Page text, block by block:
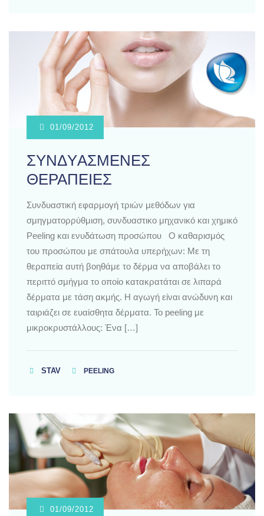
01/09/2012
ΣΥΝΔYΑΣΜΕΝΕΣ
ΘΕΡΑΠΕΙΕΣ
Συνδυαστική εφαρμογή τριών μεθόδων για
σμηγματορρύθμιση, συνδυαστικο μηχανικό και χημικό
Peeling και ενυδάτωση προσώπου Ο καθαρισμός
του προσώπου με σπάτουλα υπερήχων: Με τη
θεραπεία αυτή βοηθάμε το δέρμα να αποβάλει το
περιττό σμήγμα το οποίο κατακρατάται σε λιπαρά
δέρματα με τάση ακμής. Η αγωγή είναι ανώδυνη και
ταιριάζει σε ευαίσθητα δέρματα. Το peeling με
μικροκρυστάλλους: Ένα […]
STAV PEELING
01/09/2012